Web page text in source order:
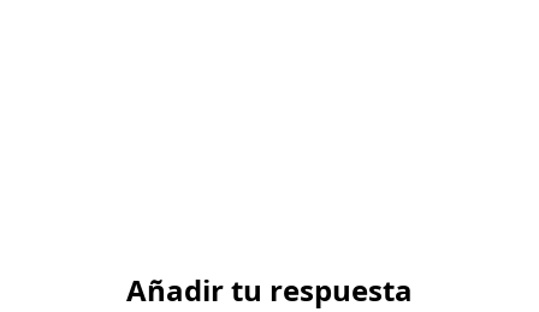
Añadir tu respuesta